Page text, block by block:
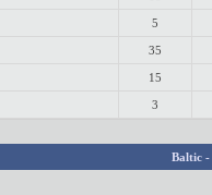
5
35
15
3
Baltic -